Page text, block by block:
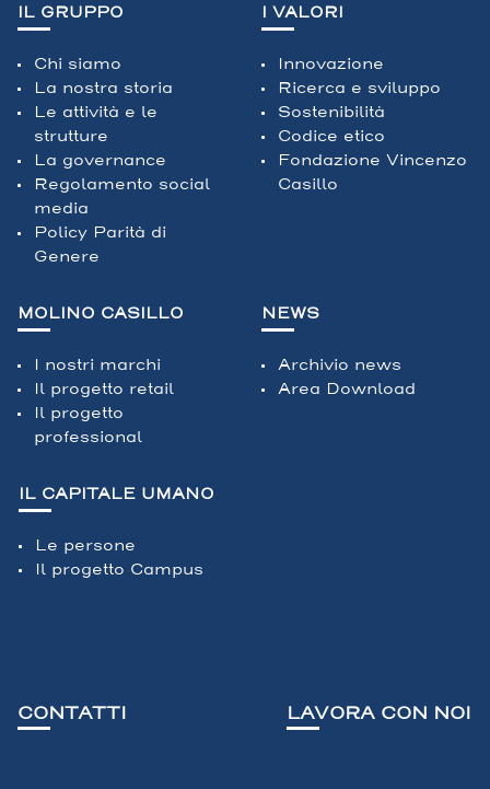
IL GRUPPO
Chi siamo
La nostra storia
Le attività e le
strutture
La governance
Regolamento social
media
Policy Parità di
Genere
I VALORI
Innovazione
Ricerca e sviluppo
Sostenibilità
Codice etico
Fondazione Vincenzo
Casillo
MOLINO CASILLO
I nostri marchi
Il progetto retail
Il progetto
professional
NEWS
Archivio news
Area Download
IL CAPITALE UMANO
Le persone
Il progetto Campus
CONTATTI LAVORA CON NOI